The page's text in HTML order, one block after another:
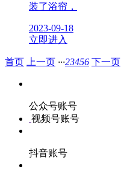
装了浴帘，
2023-09-18
立即进入
首页 上一页 ···23456 下一页
公众号账号
视频号账号
抖音账号